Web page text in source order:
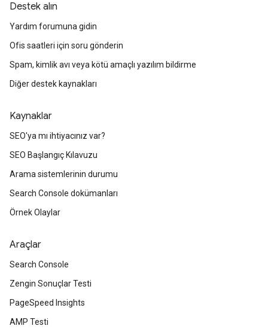
Destek alın
Yardım forumuna gidin
Ofis saatleri için soru gönderin
Spam, kimlik avı veya kötü amaçlı yazılım bildirme
Diğer destek kaynakları
Kaynaklar
SEO'ya mı ihtiyacınız var?
SEO Başlangıç Kılavuzu
Arama sistemlerinin durumu
Search Console dokümanları
Örnek Olaylar
Araçlar
Search Console
Zengin Sonuçlar Testi
PageSpeed Insights
AMP Testi